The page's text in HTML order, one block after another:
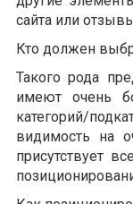
сайта или
Кто должен
Такого рода
имеют очень
категорий/
видимость на
присутствует